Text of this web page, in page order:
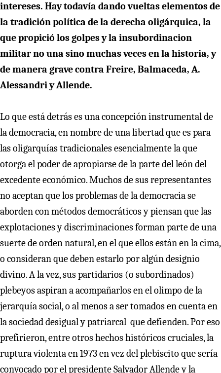
intereses. Hay todavía dando vueltas elementos de
la tradición política de la derecha oligárquica, la
que propició los golpes y la insubordinacion
militar no una sino muchas veces en la historia, y
de manera grave contra Freire, Balmaceda, A.
Alessandri y Allende.
Lo que está detrás es una concepción instrumental de
la democracia, en nombre de una libertad que es para
las oligarquías tradicionales esencialmente la que
otorga el poder de apropiarse de la parte del león del
excedente económico. Muchos de sus representantes
no aceptan que los problemas de la democracia se
aborden con métodos democráticos y piensan que las
explotaciones y discriminaciones forman parte de una
suerte de orden natural, en el que ellos están en la cima,
o consideran que deben estarlo por algún designio
divino. A la vez, sus partidarios (o subordinados)
plebeyos aspiran a acompañarlos en el olimpo de la
jerarquía social, o al menos a ser tomados en cuenta en
la sociedad desigual y patriarcal que defienden. Por eso
prefirieron, entre otros hechos históricos cruciales, la
ruptura violenta en 1973 en vez del plebiscito que sería
convocado por el presidente Salvador Allende y la